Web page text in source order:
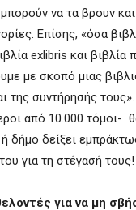
να τα βρουν
Επίσης, «όσα
exlibris και βιβλία
με σκοπό μιας
της συντήρησής
από 10.000 τόμοι-
δήμο δείξει
του για τη στέγασή τους!
για να μη